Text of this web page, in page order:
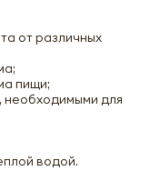
от различных
пищи;
для
водой.